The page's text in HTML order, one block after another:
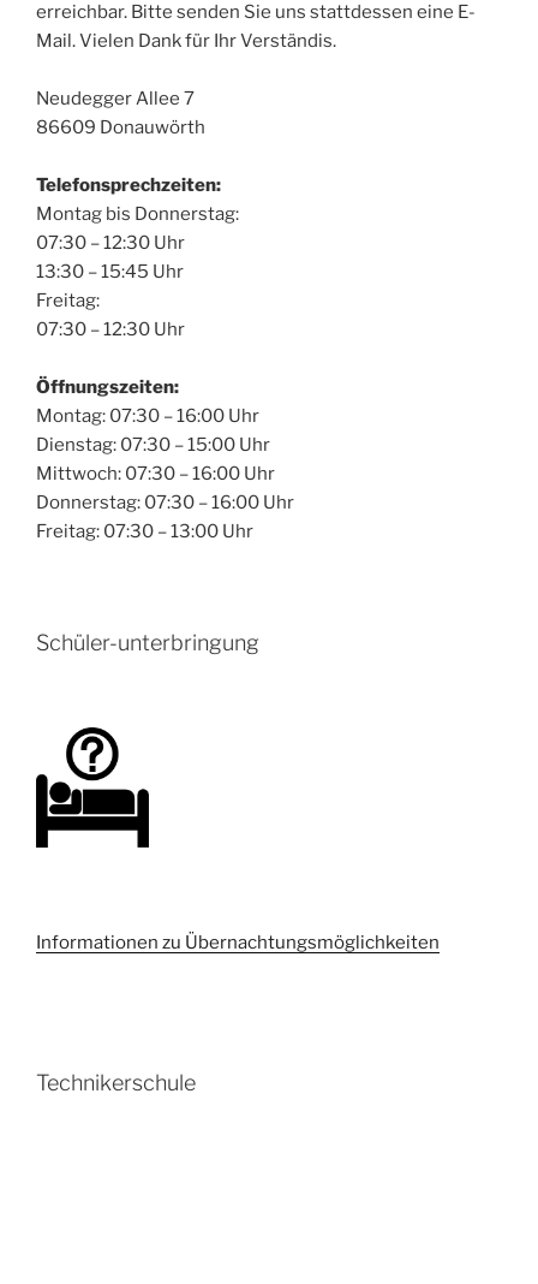
erreichbar. Bitte senden Sie uns stattdessen eine E-
Mail. Vielen Dank für Ihr Verständis.
Neudegger Allee 7
86609 Donauwörth
Telefonsprechzeiten:
Montag bis Donnerstag:
07:30 – 12:30 Uhr
13:30 – 15:45 Uhr
Freitag:
07:30 – 12:30 Uhr
Öffnungszeiten:
Montag: 07:30 – 16:00 Uhr
Dienstag: 07:30 – 15:00 Uhr
Mittwoch: 07:30 – 16:00 Uhr
Donnerstag: 07:30 – 16:00 Uhr
Freitag: 07:30 – 13:00 Uhr
Schüler-unterbringung
Informationen zu Übernachtungsmöglichkeiten
Technikerschule